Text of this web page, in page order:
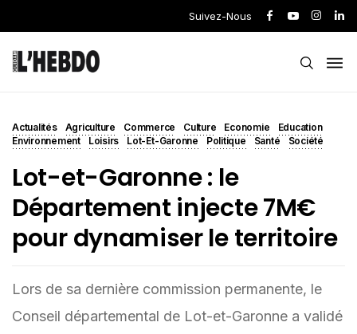
Suivez-Nous
Actualités Agriculture Commerce Culture Economie
Education
Environnement
Loisirs Lot-Et-Garonne Politique Santé Société
Lot-et-Garonne : le
Département injecte 7M€
pour dynamiser le territoire
Lors de sa dernière commission permanente, le
Conseil départemental de Lot-et-Garonne a validé